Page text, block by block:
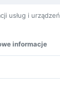
usług i urządzeń
informacje